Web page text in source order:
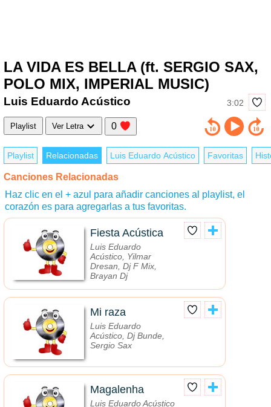
LA VIDA ES BELLA (ft. SERGIO SAX,
POLO MIX, IMPERIAL MUSIC)
3:02
Luis Eduardo Acústico
Playlist Ver Letra 0
Playlist Relacionadas Luis Eduardo Acústico Favoritas
Canciones Relacionadas
Haz clic en el + azul para añadir canciones al playlist, el
corazón es para agregarlas a tus favoritas.
Fiesta Acústica
Luis Eduardo
Acústico, Yilmar
Dresan, Dj F Mix,
Brayan Dj
Mi raza
Luis Eduardo
Acústico, Dj Bunde,
Sergio Sax
Magalenha
Luis Eduardo Acústico